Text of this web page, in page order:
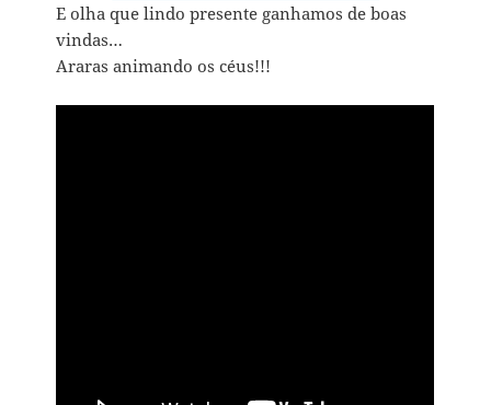
E olha que lindo presente ganhamos de boas
vindas…
Araras animando os céus!!!